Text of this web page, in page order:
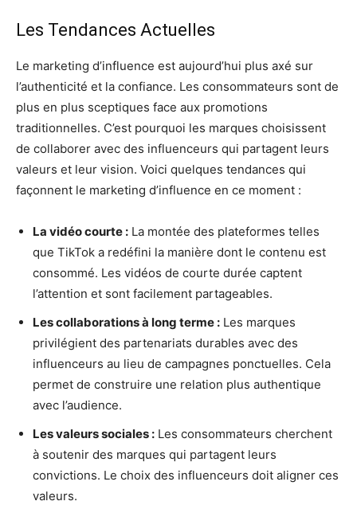
Les Tendances Actuelles
Le marketing d’influence est aujourd’hui plus axé sur
l’authenticité et la confiance. Les consommateurs sont de
plus en plus sceptiques face aux promotions
traditionnelles. C’est pourquoi les marques choisissent
de collaborer avec des influenceurs qui partagent leurs
valeurs et leur vision. Voici quelques tendances qui
façonnent le marketing d’influence en ce moment :
La vidéo courte : La montée des plateformes telles
que TikTok a redéfini la manière dont le contenu est
consommé. Les vidéos de courte durée captent
l’attention et sont facilement partageables.
Les collaborations à long terme : Les marques
privilégient des partenariats durables avec des
influenceurs au lieu de campagnes ponctuelles. Cela
permet de construire une relation plus authentique
avec l’audience.
Les valeurs sociales : Les consommateurs cherchent
à soutenir des marques qui partagent leurs
convictions. Le choix des influenceurs doit aligner ces
valeurs.